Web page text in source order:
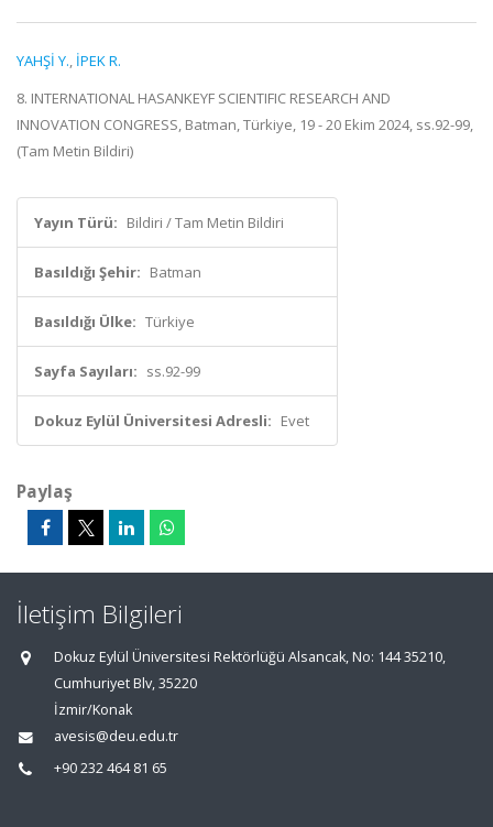
YAHŞİ Y., İPEK R.
8. INTERNATIONAL HASANKEYF SCIENTIFIC RESEARCH AND
INNOVATION CONGRESS, Batman, Türkiye, 19 - 20 Ekim 2024, ss.92-99,
(Tam Metin Bildiri)
Yayın Türü: Bildiri / Tam Metin Bildiri
Basıldığı Şehir: Batman
Basıldığı Ülke: Türkiye
Sayfa Sayıları: ss.92-99
Dokuz Eylül Üniversitesi Adresli: Evet
Paylaş
İletişim Bilgileri
Dokuz Eylül Üniversitesi Rektörlüğü Alsancak, No: 144 35210,
Cumhuriyet Blv, 35220
İzmir/Konak
avesis@deu.edu.tr
+90 232 464 81 65